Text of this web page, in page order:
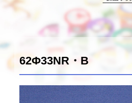
62Φ33NR・B